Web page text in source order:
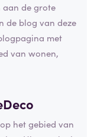
aan de grote
de blog van deze
met
van wonen,
het gebied van